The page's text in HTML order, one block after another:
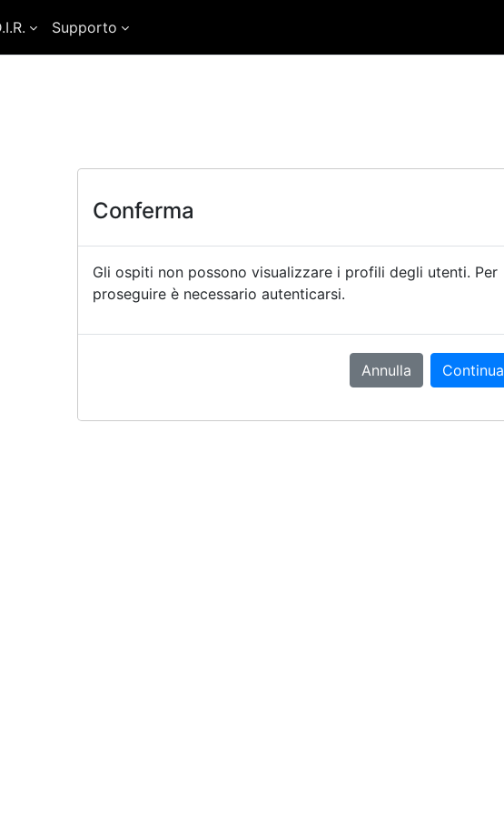
Supporto
Conferma
Gli ospiti non possono visualizzare i profili degli utenti. Per
proseguire è necessario autenticarsi.
Annulla Continua